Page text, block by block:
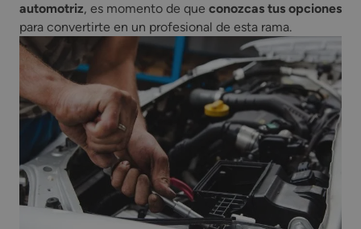
automotriz, es momento de que conozcas tus opciones
para convertirte en un profesional de esta rama.